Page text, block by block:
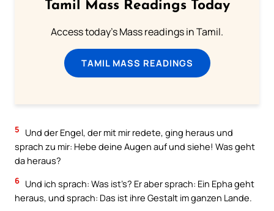
Tamil Mass Readings Today
Access today's Mass readings in Tamil.
TAMIL MASS READINGS
5
Und der Engel, der mit mir redete, ging heraus und
sprach zu mir: Hebe deine Augen auf und siehe! Was geht
da heraus?
6 Und ich sprach: Was ist’s? Er aber sprach: Ein Epha geht
heraus, und sprach: Das ist ihre Gestalt im ganzen Lande.